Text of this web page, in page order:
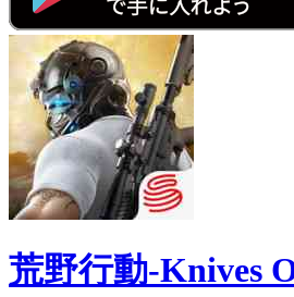
荒野行動-Knives